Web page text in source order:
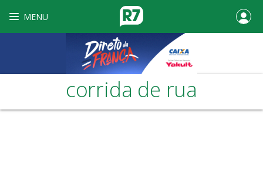
MENU
corrida de rua